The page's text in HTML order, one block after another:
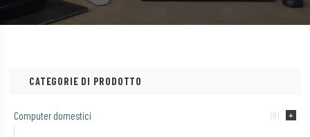
CATEGORIE DI PRODOTTO
Computer domestici (8)